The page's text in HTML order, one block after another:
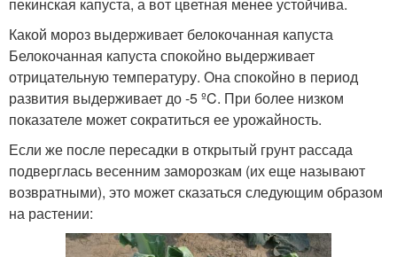
пекинская капуста, а вот цветная менее устойчива.
Какой мороз выдерживает белокочанная капуста
Белокочанная капуста спокойно выдерживает
отрицательную температуру. Она спокойно в период
развития выдерживает до -5 ºC. При более низком
показателе может сократиться ее урожайность.
Если же после пересадки в открытый грунт рассада
подверглась весенним заморозкам (их еще называют
возвратными), это может сказаться следующим образом
на растении: